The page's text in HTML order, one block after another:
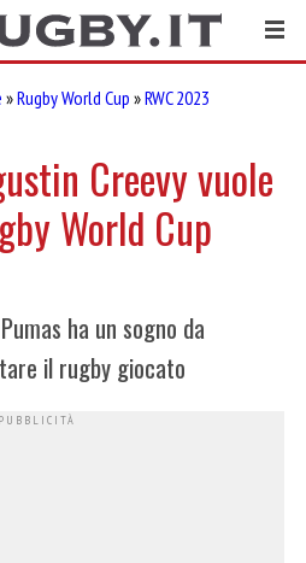
»Rugby World Cup »RWC 2023
Creevy vuole
World Cup
ha un sogno da
il rugby giocato